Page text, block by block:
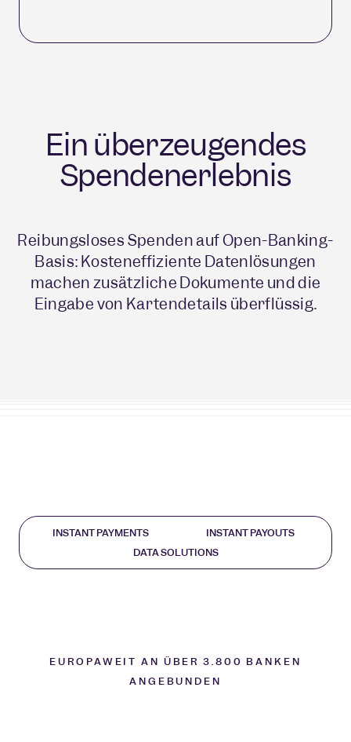
Ein überzeugendes
Spendenerlebnis
Reibungsloses Spenden auf Open-Banking-
Basis: Kosteneffiziente Datenlösungen
machen zusätzliche Dokumente und die
Eingabe von Kartendetails überflüssig.
INSTANT PAYMENTS
INSTANT PAYOUTS
DATA SOLUTIONS
EUROPAWEIT AN ÜBER 3.800 BANKEN
ANGEBUNDEN